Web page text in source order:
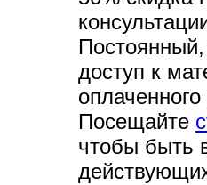
Постоянный,
доступ к
Посещайте
чтобы быть